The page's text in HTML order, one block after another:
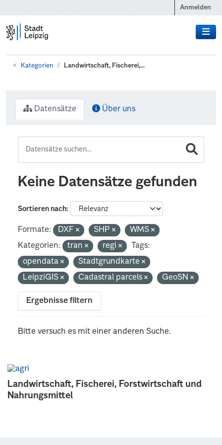
Anmelden
Kategorien Landwirtschaft, Fischerei,...
Landwirtschaft, Fischerei, Forstwirtschaft und
Nahrungsmittel
Datensätze Über uns
Keine Datensätze gefunden
Sortieren nach
Formate: DXF SHP
WMS
Kategorien:
tran regi
Tags:
opendata
Stadtgrundkarte
LeipziGIS
Cadastral parcels GeoSN
Ergebnisse filtern
Bitte versuch es mit einer anderen Suche.